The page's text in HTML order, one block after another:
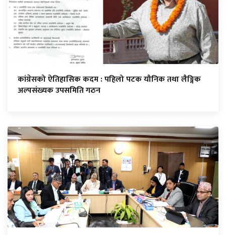
कांग्रेसको ऐतिहासिक कदम : पहिलो पटक यौनिक तथा लैङ्गिक
अल्पसंख्यक उपसमिति गठन